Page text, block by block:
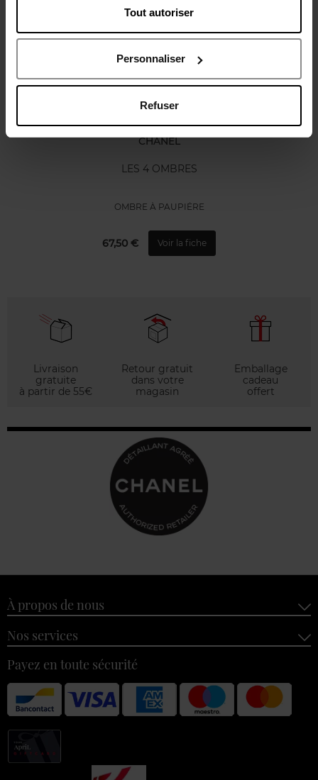
Tout autoriser
Personnaliser
Refuser
Vous aimerez peut-être
CHANEL
LES 4 OMBRES
OMBRE À PAUPIÉRE
67,50 € Voir la fiche
Livraison
gratuite
à partir de 55€
Retour gratuit
dans votre
magasin
Emballage
cadeau
offert
À propos de nous
Nos services
Payez en toute sécurité